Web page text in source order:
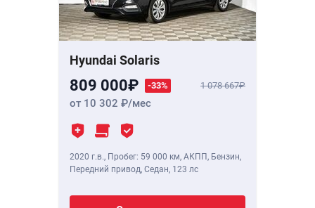
Hyundai Solaris
809 000 -33% 1 078 667
от 10 302 /мес
2020 г.в., Пробег: 59 000 км, АКПП, Бензин,
Передний привод, Седан, 123 лс